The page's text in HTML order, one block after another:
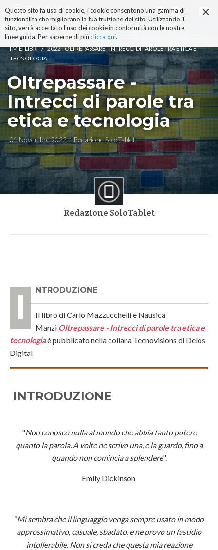
×
Questo sito fa uso di cookie, i cookie consentono una gamma di
funzionalità che migliorano la tua fruizione del sito. Utilizzando il
sito, verrà accettato l'uso dei cookie in conformità con le nostre
linee guida. Per saperne di più clicca qui.
ai
contenuti.
|
alla
navigazione
I MIEI LIBRI / 2022 - OLTREPASSARE - INTRECCI DI PAROLE TRA ETICA E
TECNOLOGIA
Oltrepassare -
Intrecci di parole tra
etica e tecnologia
01 Novembre 2022 Redazione SoloTablet
Redazione SoloTablet
INTRODUZIONE
Il libro di Carlo Mazzucchelli e Nausica
Manzi Oltrepassare - Intrecci di parole tra etica e
tecnologiaè pubblicato nella collana Tecnovisions di Delos
Digital
INTRODUZIONE
"Non conosco nulla al mondo che abbia tanto potere
quanto la parola. A volte ne scrivo una, e la guardo, fino a
quando non comincia a splendere".
Emily Dickinson
“Mi sembra che il linguaggio venga sempre usato in modo
approssimativo, casuale, sbadato, e ne provo un fastidio
intollerabile. Non si creda che questa mia reazione